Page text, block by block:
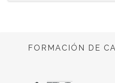
FORMACIÓN DE